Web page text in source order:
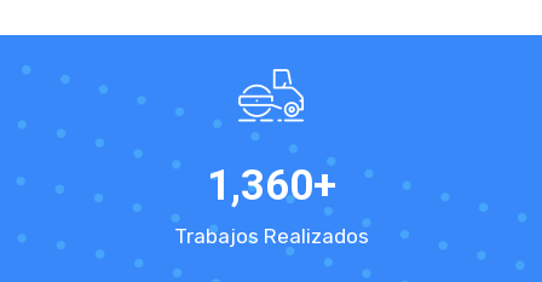
1,360+
Trabajos Realizados